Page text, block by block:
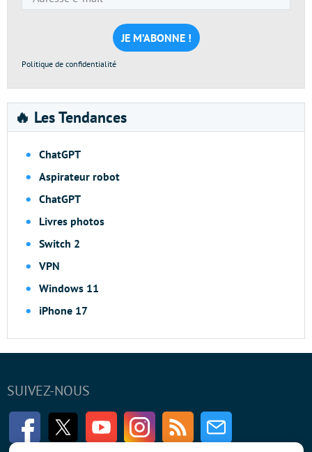
e-
mail
*
Politique de confidentialité
🔥 Les Tendances
ChatGPT
Aspirateur robot
ChatGPT
Livres photos
Switch 2
VPN
Windows 11
iPhone 17
SUIVEZ-NOUS
FacebookTwitter Youtube InstagramRSS Newsletter